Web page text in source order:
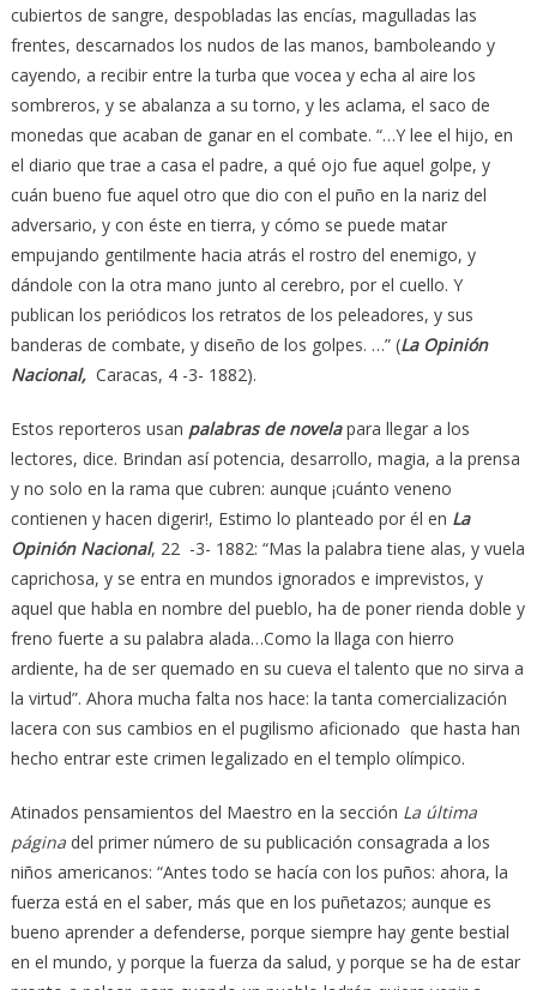
cubiertos de sangre, despobladas las encías, magulladas las
frentes, descarnados los nudos de las manos, bamboleando y
cayendo, a recibir entre la turba que vocea y echa al aire los
sombreros, y se abalanza a su torno, y les aclama, el saco de
monedas que acaban de ganar en el combate. “…Y lee el hijo, en
el diario que trae a casa el padre, a qué ojo fue aquel golpe, y
cuán bueno fue aquel otro que dio con el puño en la nariz del
adversario, y con éste en tierra, y cómo se puede matar
empujando gentilmente hacia atrás el rostro del enemigo, y
dándole con la otra mano junto al cerebro, por el cuello. Y
publican los periódicos los retratos de los peleadores, y sus
banderas de combate, y diseño de los golpes. …” (La Opinión
Nacional,Caracas, 4 -3- 1882).
Estos reporteros usan palabras de novelapara llegar a los
lectores, dice. Brindan así potencia, desarrollo, magia, a la prensa
y no solo en la rama que cubren: aunque ¡cuánto veneno
contienen y hacen digerir!, Estimo lo planteado por él en La
Opinión Nacional, 22 -3- 1882: “Mas la palabra tiene alas, y vuela
caprichosa, y se entra en mundos ignorados e imprevistos, y
aquel que habla en nombre del pueblo, ha de poner rienda doble y
freno fuerte a su palabra alada…Como la llaga con hierro
ardiente, ha de ser quemado en su cueva el talento que no sirva a
la virtud”. Ahora mucha falta nos hace: la tanta comercialización
lacera con sus cambios en el pugilismo aficionado que hasta han
hecho entrar este crimen legalizado en el templo olímpico.
Atinados pensamientos del Maestro en la sección La última
páginadel primer número de su publicación consagrada a los
niños americanos: “Antes todo se hacía con los puños: ahora, la
fuerza está en el saber, más que en los puñetazos; aunque es
bueno aprender a defenderse, porque siempre hay gente bestial
en el mundo, y porque la fuerza da salud, y porque se ha de estar